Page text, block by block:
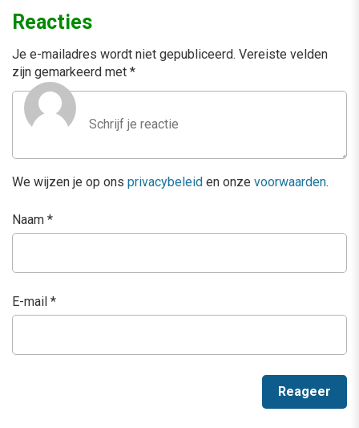
Reacties
Je e-mailadres wordt niet gepubliceerd. Vereiste velden
zijn gemarkeerd met *
We wijzen je op ons privacybeleid en onze voorwaarden.
Naam *
E-mail *